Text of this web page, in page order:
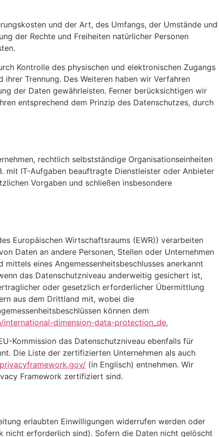
und der Art, des Umfangs, der Umstände und
der Rechte und Freiheiten natürlicher Personen
Kontrolle des physischen und elektronischen Zugangs
Trennung. Des Weiteren haben wir Verfahren
der Daten gewährleisten. Ferner berücksichtigen wir
entsprechend dem Prinzip des Datenschutzes, durch
rechtlich selbstständige Organisationseinheiten
mit IT-Aufgaben beauftragte Dienstleister oder Anbieter
Vorgaben und schließen insbesondere
Europäischen Wirtschaftsraums (EWR)) verarbeiten
Daten an andere Personen, Stellen oder Unternehmen
eines Angemessenheitsbeschlusses anerkannt
das Datenschutzniveau anderweitig gesichert ist,
oder gesetzlich erforderlicher Übermittlung
aus dem Drittland mit, wobei die
können dem
dimension-data-protection_de.
Kommission das Datenschutzniveau ebenfalls für
Die Liste der zertifizierten Unternehmen als auch
(in Englisch) entnehmen. Wir
Framework zertifiziert sind.
erlaubten Einwilligungen widerrufen werden oder
nicht erforderlich sind). Sofern die Daten nicht gelöscht